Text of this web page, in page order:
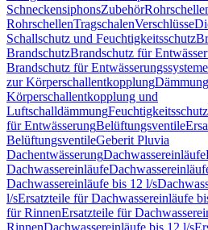
SchneckensiphonsZubehör
RohrschellenTragschalenVerschlüsse
Schallschutz und Feuchtigkeitsschutz
BrandschutzBrandschutz für
Brandschutz für Entwässerungssysteme
zur Körperschallentkopplung
Körperschallentkopplung und
LuftschalldämmungFeuchtigkeitsschutz
für EntwässerungBelüftungsventile
BelüftungsventileGeberit Pluvia
DachentwässerungDachwassereinläufe
Dachwassereinläufe
Dachwassereinläufe bis 12 l/s
l/sErsatzteile für Dachwassereinläufe
für RinnenErsatzteile für
RinnenDachwassereinläufe bis 12 l/s